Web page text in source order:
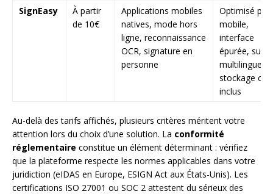
SignEasy
À partir
de 10€
Applications mobiles
natives, mode hors
ligne, reconnaissance
OCR, signature en
personne
Optimisé
mobile,
interface
épurée,
multilingue,
stockage
inclus
Au-delà des tarifs affichés, plusieurs critères méritent votre
attention lors du choix d’une solution. La conformité
réglementaire constitue un élément déterminant : vérifiez
que la plateforme respecte les normes applicables dans votre
juridiction (eIDAS en Europe, ESIGN Act aux États-Unis). Les
certifications ISO 27001 ou SOC 2 attestent du sérieux des